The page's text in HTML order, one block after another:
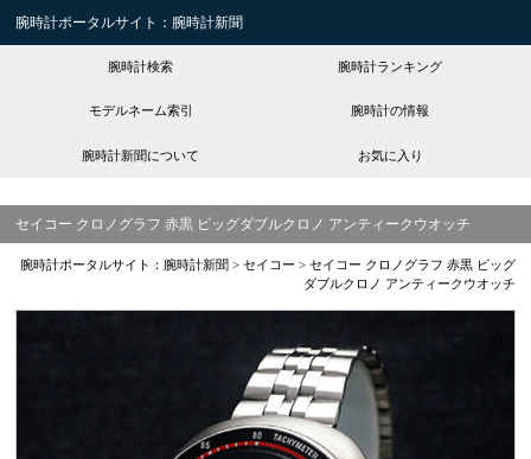
腕時計ポータルサイト：腕時計新聞
腕時計検索 腕時計ランキング
モデルネーム索引 腕時計の情報
腕時計新聞について お気に入り
セイコー クロノグラフ 赤黒 ビッグダブルクロノ アンティークウオッチ
腕時計ポータルサイト：腕時計新聞 > セイコー > セイコー クロノグラフ 赤黒 ビッグ
ダブルクロノ アンティークウオッチ